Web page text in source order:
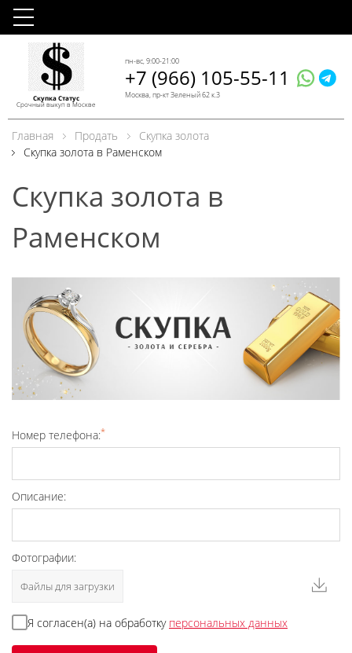
Скупка Статус
Срочный выкуп в Москве
пн-вс, 9:00-21:00
+7 (966) 105-55-11
Москва, пр-кт Зеленый 62 к.3
Главная Продать
Скупка золота
Скупка золота в Раменском
Скупка золота в
Раменском
Номер телефона:*
Описание:
Фотографии:
Файлы для загрузки
Я согласен(а) на обработку персональных данных